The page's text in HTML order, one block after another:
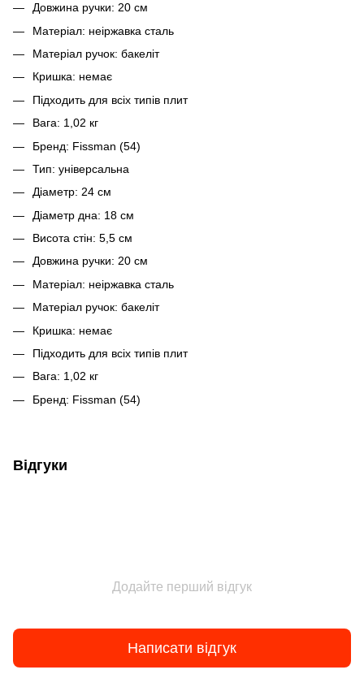
Довжина ручки: 20 см
Матеріал: неіржавка сталь
Матеріал ручок: бакеліт
Кришка: немає
Підходить для всіх типів плит
Вага: 1,02 кг
Бренд: Fissman (54)
Тип: універсальна
Діаметр: 24 см
Діаметр дна: 18 см
Висота стін: 5,5 см
Довжина ручки: 20 см
Матеріал: неіржавка сталь
Матеріал ручок: бакеліт
Кришка: немає
Підходить для всіх типів плит
Вага: 1,02 кг
Бренд: Fissman (54)
Відгуки
Додайте перший відгук
Написати відгук